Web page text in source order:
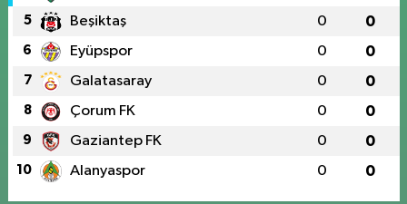
5 Beşiktaş 0 0
6 Eyüpspor 0 0
7 Galatasaray 0 0
8 Çorum FK 0 0
9 Gaziantep FK 0 0
10 Alanyaspor 0 0